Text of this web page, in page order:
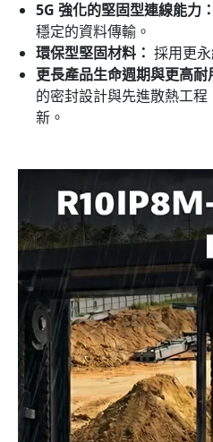
5G 強化的堅固型連線能力：
穩定的資料傳輸。
環保型堅固材料： 採用更
更長產品生命週期與更高耐
的密封設計與先進散熱工
新。